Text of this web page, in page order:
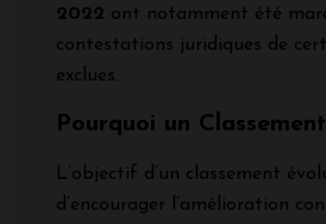
2022 ont notamment été
contestations juridiques de
exclues.
Pourquoi un
L’objectif d’un classement
d’encourager l’amélioration